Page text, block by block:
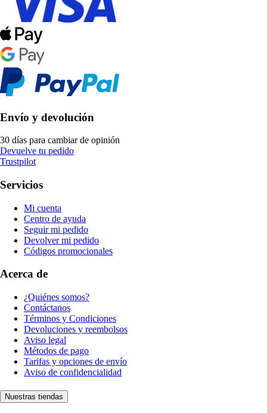
Envío y devolución
30 días para cambiar de opinión
Devuelve tu pedido
Trustpilot
Servicios
Mi cuenta
Centro de ayuda
Seguir mi pedido
Devolver mi pedido
Códigos promocionales
Acerca de
¿Quiénes somos?
Contáctanos
Términos y Condiciones
Devoluciones y reembolsos
Aviso legal
Métodos de pago
Tarifas y opciones de envío
Aviso de confidencialidad
Nuestras tiendas